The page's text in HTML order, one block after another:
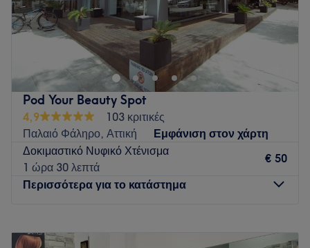
Το V.S.T. Hair Group είναι ένα σαλόνι ομορφιάς το οποίο
βρίσκεται κοντά σας και σας προσφέρει τις υπηρεσίες του
κάτι παραπάνω από 20 χρόνια.
Η δική σας αγάπη είναι αυτή που μας αναγκάζει να
ψάχνουμε και να ανακαλύπτουμε καινούργιες προτάσεις και
ιδέες ώστε να σας προσφέρουμε πάντα το καλύτερο δυνατό
αποτέλεσμα.
Το έμπειρο προσωπικό μας θα σας συμβουλέψει σχετικά με
τις νέες τάσεις που επικρατούν στην Ελλάδα αλλά και στην
Ευρώπη γενικότερα και θα σας προτείνει το ανάλογο
κούρεμα , χτένισμα και χρωματικό αποτέλεσμα που θα σας
Pod Your Beauty Spot
4,9
103 κριτικές
Παλαιό Φάληρο, Αττική
Εμφάνιση στον χάρτη
Δοκιμαστικό Νυφικό Χτένισμα
1 ώρα 30 λεπτά
€ 50
Περισσότερα για το κατάστημα
Τρίτη
09:00–20:00